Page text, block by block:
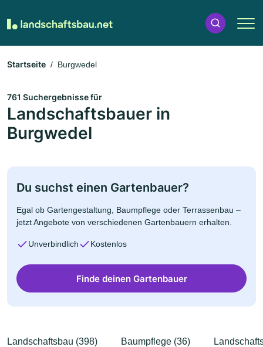
Startseite Burgwedel
761 Suchergebnisse für
Landschaftsbauer in
Burgwedel
Du suchst einen Gartenbauer?
Egal ob Gartengestaltung, Baumpflege oder Terrassenbau –
jetzt Angebote von verschiedenen Gartenbauern erhalten.
Unverbindlich Kostenlos
Finde deinen Gartenbauer
Landschaftsbau (398) Baumpflege (36)